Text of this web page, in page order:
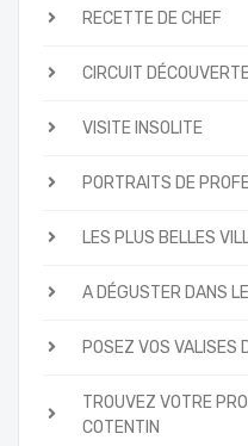
RECETTE DE CHEF
CIRCUIT
VISITE INSOLITE
PORTRAITS DE
LES PLUS BELLES
A DÉGUSTER DANS
POSEZ VOS VALISES
TROUVEZ VOTRE
COTENTIN